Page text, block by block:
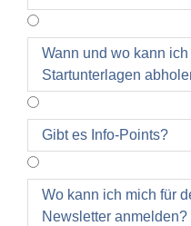
Wann und wo kann
Startunterlagen
Gibt es Info-Points?
Wo kann ich mich für
Newsletter anmelden?